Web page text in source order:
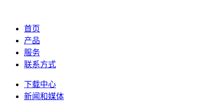
首页
产品
服务
联系方式
下载中心
新闻和媒体